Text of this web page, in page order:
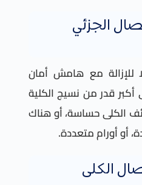
الجزئي
للإزالة مع هامش أمان
قدر من نسيج الكلية
الكلى حساسة، أو هناك
أو أورام متعددة.
الكلى